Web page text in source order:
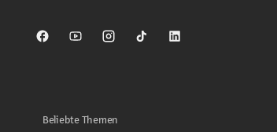
Sparkasse auf Facebook
Sparkasse auf Youtube
Sparkasse auf Instagram
Sparkasse auf TikTok
Sparkasse auf LinkedIn
Beliebte Themen